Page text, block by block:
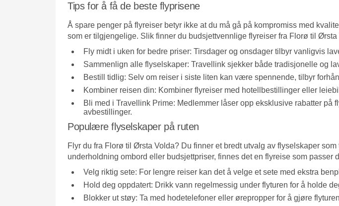
Tips for å få de beste flyprisene
Å spare penger på flyreiser betyr ikke at du må gå på kompromiss med
som er tilgjengelige. Slik finner du budsjettvennlige flyreiser fra Florø til Ørsta
Fly midt i uken for bedre priser: Tirsdager og onsdager tilbyr vanligvis
Sammenlign alle flyselskaper: Travellink sjekker både tradisjonelle og
Bestill tidlig: Selv om reiser i siste liten kan være spennende, tilbyr
Kombiner reisen din: Kombiner flyreiser med hotellbestillinger eller
Bli med i Travellink Prime: Medlemmer låser opp eksklusive rabatter på
avbestillinger.
Populære flyselskaper på ruten
Flyr du fra Florø til Ørsta Volda? Du finner et bredt utvalg av flyselskaper
underholdning ombord eller budsjettpriser, finnes det en flyreise som passer
Velg riktig sete: For lengre reiser kan det å velge et sete med ekstra
Hold deg oppdatert: Drikk vann regelmessig under flyturen for å holde
Blokker ut støy: Ta med hodetelefoner eller ørepropper for å gjøre